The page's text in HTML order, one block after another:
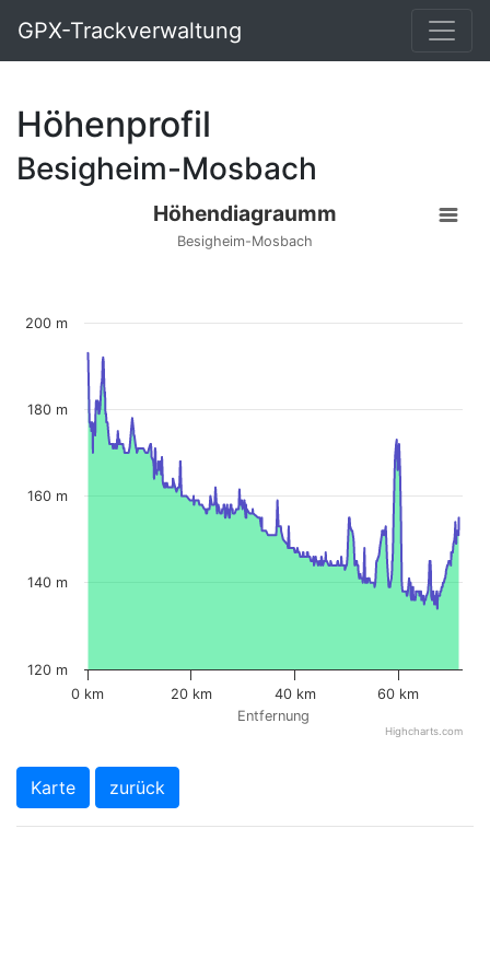
GPX-Trackverwaltung
Höhenprofil
Besigheim-Mosbach
Entfernung
Höhendiagraumm
Besigheim-Mosbach
0 km 20 km 40 km 60 km
120 m
140 m
160 m
180 m
200 m
Highcharts.com
Karte zurück